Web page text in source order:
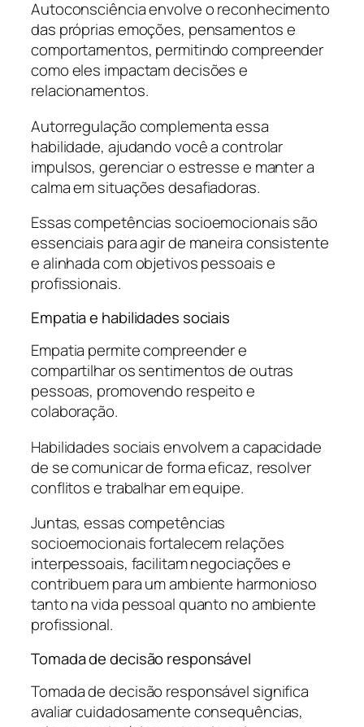
Autoconsciência envolve o reconhecimento
das próprias emoções, pensamentos e
comportamentos, permitindo compreender
como eles impactam decisões e
relacionamentos.
Autorregulação complementa essa
habilidade, ajudando você a controlar
impulsos, gerenciar o estresse e manter a
calma em situações desafiadoras.
Essas competências socioemocionais são
essenciais para agir de maneira consistente
e alinhada com objetivos pessoais e
profissionais.
Empatia e habilidades sociais
Empatia permite compreender e
compartilhar os sentimentos de outras
pessoas, promovendo respeito e
colaboração.
Habilidades sociais envolvem a capacidade
de se comunicar de forma eficaz, resolver
conflitos e trabalhar em equipe.
Juntas, essas competências
socioemocionais fortalecem relações
interpessoais, facilitam negociações e
contribuem para um ambiente harmonioso
tanto na vida pessoal quanto no ambiente
profissional.
Tomada de decisão responsável
Tomada de decisão responsável significa
avaliar cuidadosamente consequências,